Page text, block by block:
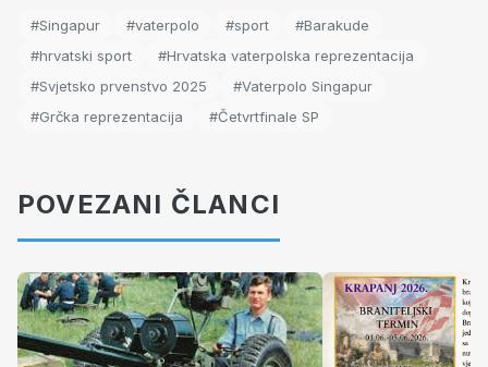
#Singapur #vaterpolo #sport
#Barakude
#hrvatski sport
#Hrvatska vaterpolska reprezentacija
#Svjetsko prvenstvo 2025
#Vaterpolo Singapur
#Grčka reprezentacija
#Četvrtfinale SP
POVEZANI ČLANCI